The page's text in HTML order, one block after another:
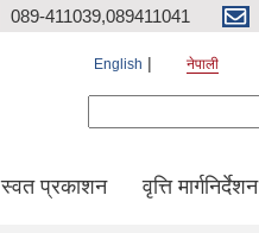
089-411039,089411041
English नेपाली
स्वत प्रकाशन वृत्ति मार्गनिर्देशन